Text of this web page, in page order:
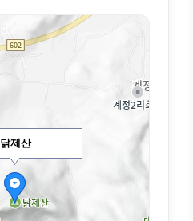
닭제산